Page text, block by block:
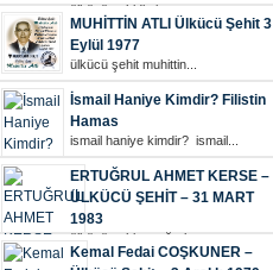
ülkücü şehi̇di̇mi̇z...
MUHİTTİN ATLI Ülkücü Şehit 3
Eylül 1977
ülkücü şehi̇t muhi̇tti̇n...
İsmail Haniye Kimdir? Filistin
Hamas
i̇smail haniye kimdir? i̇smail...
ERTUĞRUL AHMET KERSE –
ÜLKÜCÜ ŞEHİT – 31 MART
1983
ülkücü şehi̇t ertuğrul...
Kemal Fedai COŞKUNER –